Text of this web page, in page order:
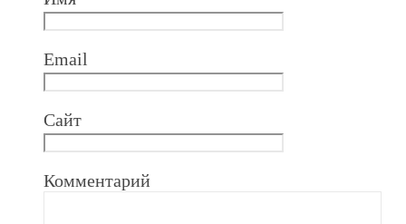
Email
Сайт
Комментарий